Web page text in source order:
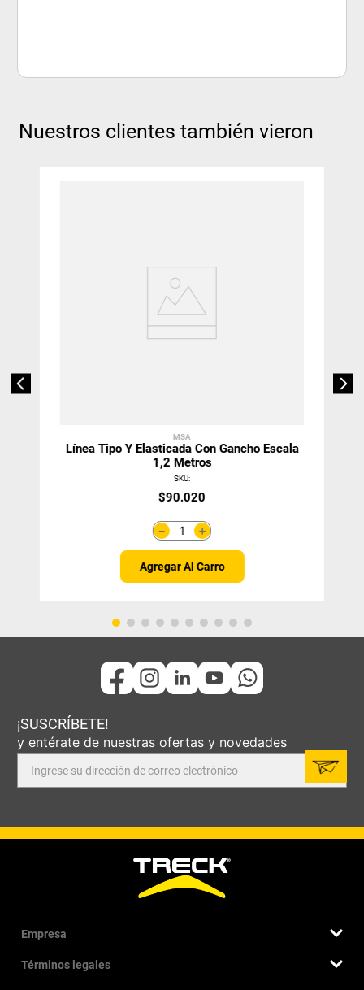
Nuestros clientes también vieron
MSA
Línea Tipo Y Elasticada Con Gancho Escala
1,2 Metros
SKU:
$90.020
＋
－
Agregar Al Carro
¡SUSCRÍBETE!
y entérate de nuestras ofertas y novedades
Empresa
Quiénes somos
Términos legales